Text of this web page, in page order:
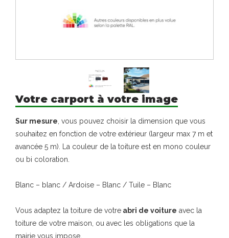
Votre carport à votre image
Sur mesure, vous pouvez choisir la dimension que vous
souhaitez en fonction de votre extérieur (largeur max 7 m et
avancée 5 m). La couleur de la toiture est en mono couleur
ou bi coloration.
Blanc – blanc / Ardoise – Blanc / Tuile – Blanc
Vous adaptez la toiture de votre abri de voiture avec la
toiture de votre maison, ou avec les obligations que la
mairie vous impose.